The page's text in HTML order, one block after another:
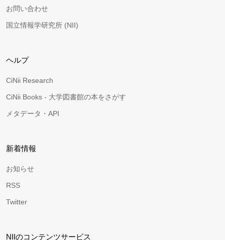
お問い合わせ
国立情報学研究所 (NII)
ヘルプ
CiNii Research
CiNii Books - 大学図書館の本をさがす
メタデータ・API
新着情報
お知らせ
RSS
Twitter
NIIのコンテンツサービス